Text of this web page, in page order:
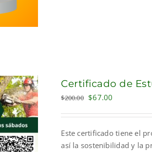
Certificado de
$200.00 Original
$200.00.
$67.00
$67.00.
Este certificado tiene el
así la sostenibilidad y la